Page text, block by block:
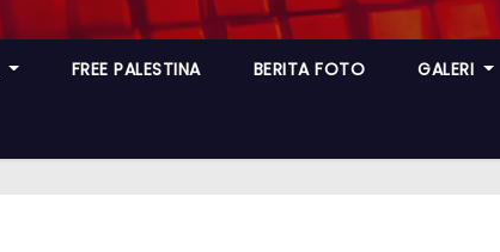
FREE PALESTINA BERITA FOTO GALERI